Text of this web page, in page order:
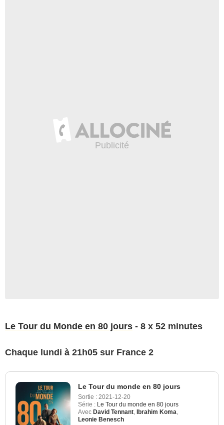
Le Tour du Monde en 80 jours - 8 x 52 minutes
Chaque lundi à 21h05 sur France 2
Le Tour du monde en 80 jours
Sortie : 2021-12-20
Série : Le Tour du monde en 80 jours
Avec David Tennant Ibrahim Koma
Leonie Benesch